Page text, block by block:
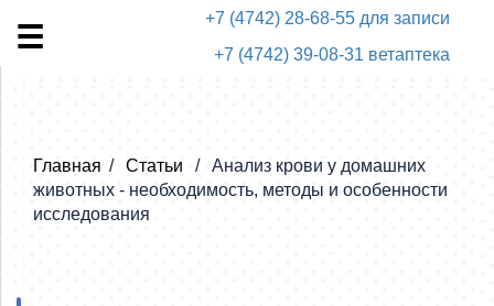
+7 (4742) 28-68-55 для записи
+7 (4742) 39-08-31 ветаптека
Главная Статьи
Анализ крови у домашних
животных - необходимость, методы и особенности
исследования